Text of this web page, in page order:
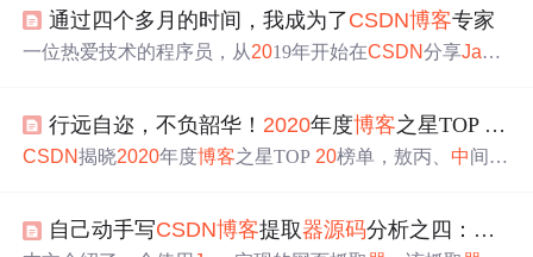
通过四个多月的时间，我成为了CSDN博客专家
一位热爱技术的程序员，从2019年开始在CSDN分享Java
了对技术共享精神的坚守，以及对未来创作的展望。
行远自迩，不负韶华！ 2020年度博客之星TOP 20
CSDN揭晓2020年度博客之星TOP 20榜单，敖丙、 中间件
自己动手写CSDN博客提取器源码分析之四：抓取网页